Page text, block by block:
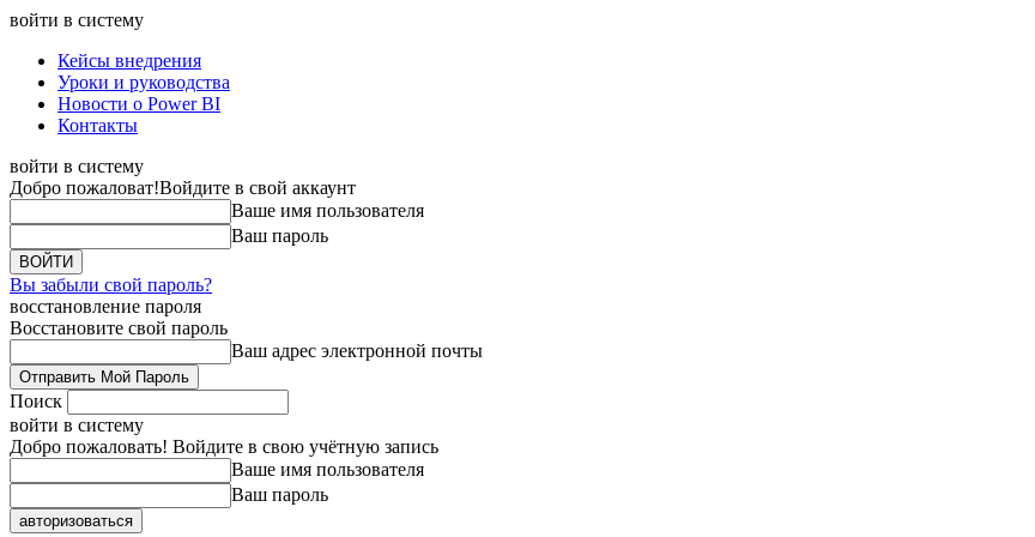
войти в систему
Кейсы внедрения
Уроки и руководства
Новости о Power BI
Контакты
войти в систему
Добро пожаловат!Войдите в свой аккаунт
Ваше имя пользователя
Ваш пароль
Вы забыли свой пароль?
восстановление пароля
Восстановите свой пароль
Ваш адрес электронной почты
Поиск
войти в систему
Добро пожаловать! Войдите в свою учётную запись
Ваше имя пользователя
Ваш пароль